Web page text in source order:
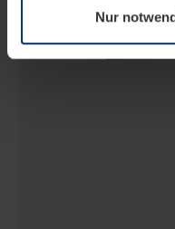
Datenschutzerklärung
widerrufen.
Nur